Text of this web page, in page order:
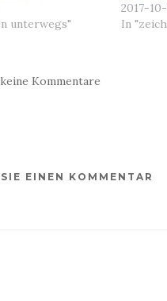
unterwegs"
2017-
In
Kommentare
EINEN KOMMENTAR